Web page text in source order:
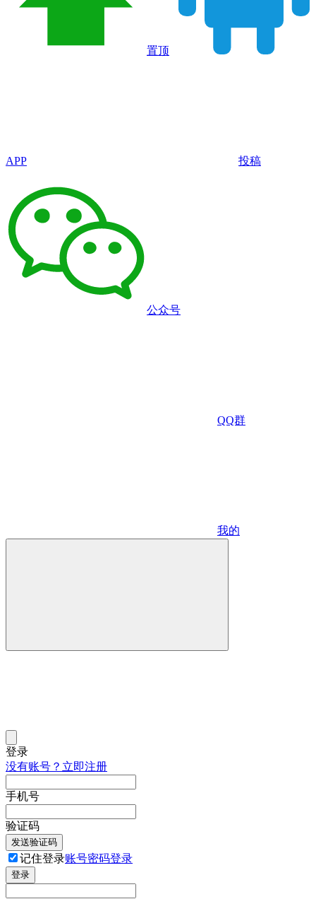
置顶
APP 投稿
公众号
QQ群
我的
登录
没有账号？立即注册
手机号
验证码
发送验证码
记住登录账号密码登录
登录